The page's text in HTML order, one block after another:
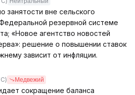
занятости вне сельского
резервной системе
«Новое агентство новостей
решение о повышении ставок
зависит от инфляции.
Медвежий
сокращение баланса